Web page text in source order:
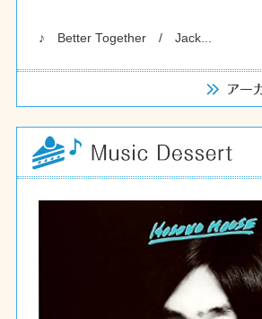
♪ Better Together / Jack...